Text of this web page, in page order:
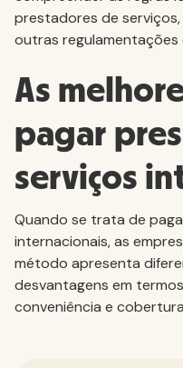
prestadores de
outras regulamentações
As
pagar
serviços
Quando se trata de
internacionais, as
método apresenta
desvantagens em
conveniência e